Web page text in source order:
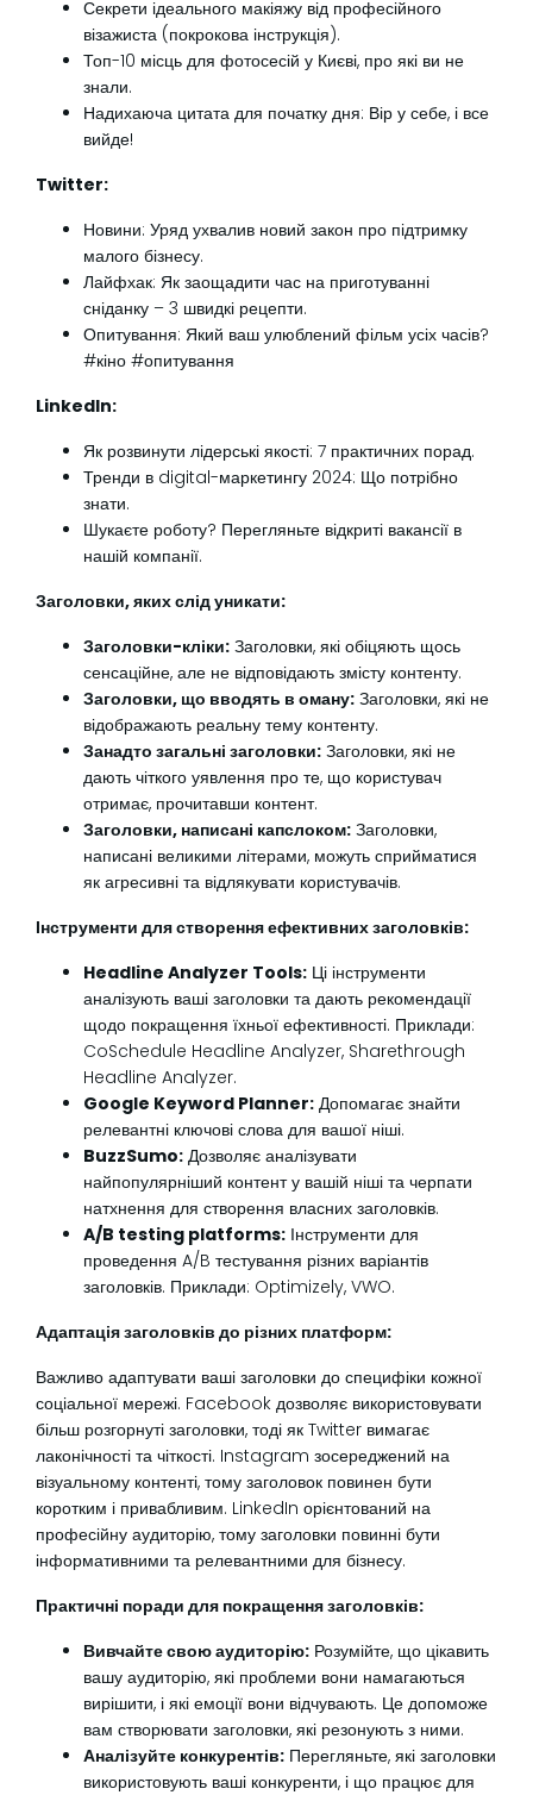
Секрети ідеального макіяжу від професійного
візажиста (покрокова інструкція).
Топ-10 місць для фотосесій у Києві, про які ви не
знали.
Надихаюча цитата для початку дня: Вір у себе, і все
вийде!
Twitter:
Новини: Уряд ухвалив новий закон про підтримку
малого бізнесу.
Лайфхак: Як заощадити час на приготуванні
сніданку – 3 швидкі рецепти.
Опитування: Який ваш улюблений фільм усіх часів?
#кіно #опитування
LinkedIn:
Як розвинути лідерські якості: 7 практичних порад.
Тренди в digital-маркетингу 2024: Що потрібно
знати.
Шукаєте роботу? Перегляньте відкриті вакансії в
нашій компанії.
Заголовки, яких слід уникати:
Заголовки-кліки: Заголовки, які обіцяють щось
сенсаційне, але не відповідають змісту контенту.
Заголовки, що вводять в оману: Заголовки, які не
відображають реальну тему контенту.
Занадто загальні заголовки: Заголовки, які не
дають чіткого уявлення про те, що користувач
отримає, прочитавши контент.
Заголовки, написані капслоком: Заголовки,
написані великими літерами, можуть сприйматися
як агресивні та відлякувати користувачів.
Інструменти для створення ефективних заголовків:
Headline Analyzer Tools: Ці інструменти
аналізують ваші заголовки та дають рекомендації
щодо покращення їхньої ефективності. Приклади:
CoSchedule Headline Analyzer, Sharethrough
Headline Analyzer.
Google Keyword Planner: Допомагає знайти
релевантні ключові слова для вашої ніші.
BuzzSumo: Дозволяє аналізувати
найпопулярніший контент у вашій ніші та черпати
натхнення для створення власних заголовків.
A/B testing platforms: Інструменти для
проведення A/B тестування різних варіантів
заголовків. Приклади: Optimizely, VWO.
Адаптація заголовків до різних платформ:
Важливо адаптувати ваші заголовки до специфіки кожної
соціальної мережі. Facebook дозволяє використовувати
більш розгорнуті заголовки, тоді як Twitter вимагає
лаконічності та чіткості. Instagram зосереджений на
візуальному контенті, тому заголовок повинен бути
коротким і привабливим. LinkedIn орієнтований на
професійну аудиторію, тому заголовки повинні бути
інформативними та релевантними для бізнесу.
Практичні поради для покращення заголовків:
Вивчайте свою аудиторію: Розумійте, що цікавить
вашу аудиторію, які проблеми вони намагаються
вирішити, і які емоції вони відчувають. Це допоможе
вам створювати заголовки, які резонують з ними.
Аналізуйте конкурентів: Перегляньте, які заголовки
використовують ваші конкуренти, і що працює для